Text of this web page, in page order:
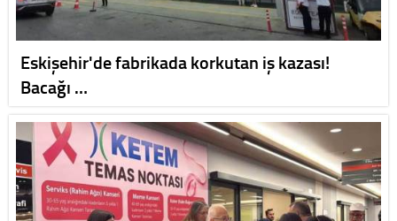
Eskişehir'de fabrikada korkutan iş kazası!
Bacağı …